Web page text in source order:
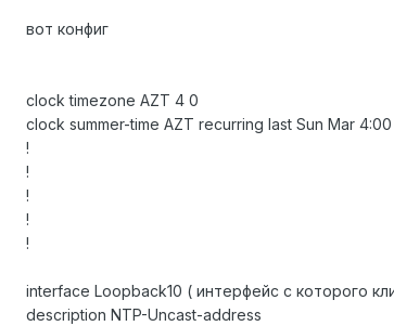
вот конфиг
clock timezone AZT 4 0
clock summer-time AZT recurring last Sun Mar
!
!
!
!
!
interface Loopback10 ( интерфейс с которого
description NTP-Uncast-address